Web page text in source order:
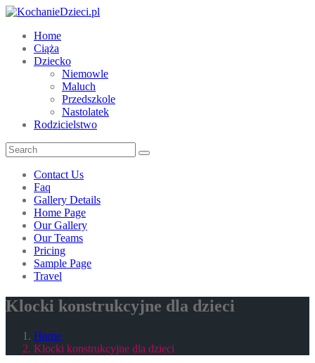
Home
Ciąża
Dziecko
Niemowle
Maluch
Przedszkole
Nastolatek
Rodzicielstwo
Contact Us
Faq
Gallery Details
Home Page
Our Gallery
Our Teams
Pricing
Sample Page
Travel
Klocki konstrukcyjne dla dzieci
Home
Klocki konstrukcyjne dla dzieci